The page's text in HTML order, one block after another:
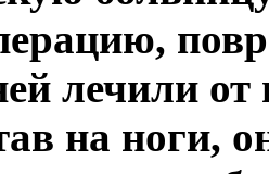
лечили
на ноги,